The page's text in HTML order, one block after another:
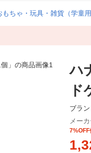
もちゃ・玩具・雑貨（学童用
ハ
ブラン
メー
7%OFF